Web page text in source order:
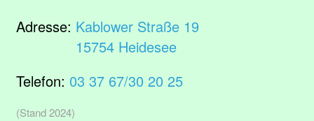
Adresse: Kablower Straße 19
15754 Heidesee
Telefon: 03 37 67/30 20 25
(Stand 2024)